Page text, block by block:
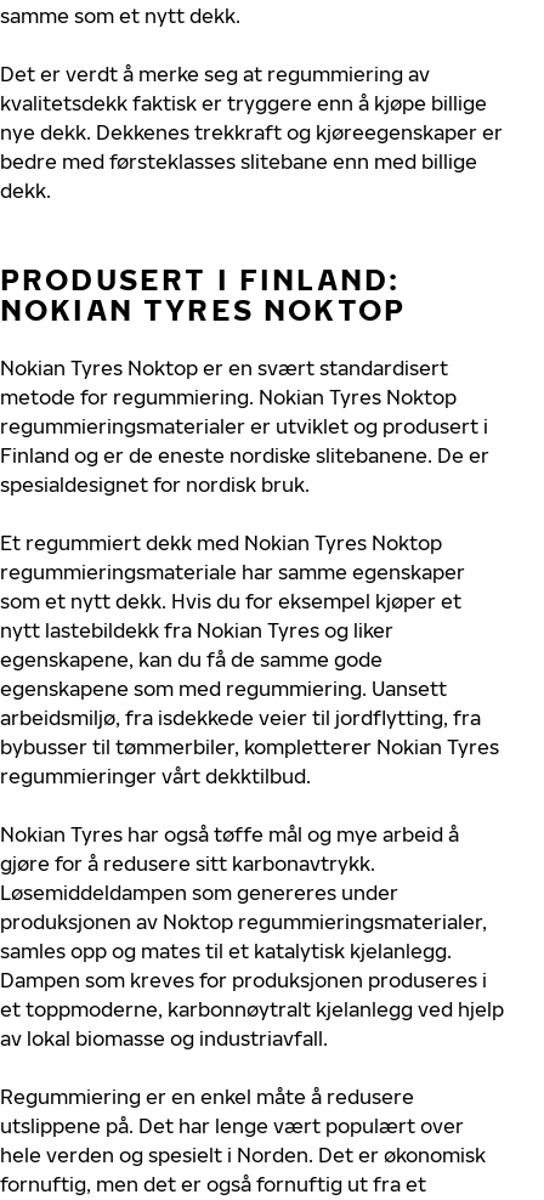
samme som et nytt dekk.
Det er verdt å merke seg at regummiering av
kvalitetsdekk faktisk er tryggere enn å kjøpe billige
nye dekk. Dekkenes trekkraft og kjøreegenskaper er
bedre med førsteklasses slitebane enn med billige
dekk.
PRODUSERT I FINLAND:
NOKIAN TYRES NOKTOP
Nokian Tyres Noktop er en svært standardisert
metode for regummiering. Nokian Tyres Noktop
regummieringsmaterialer er utviklet og produsert i
Finland og er de eneste nordiske slitebanene. De er
spesialdesignet for nordisk bruk.
Et regummiert dekk med Nokian Tyres Noktop
regummieringsmateriale har samme egenskaper
som et nytt dekk. Hvis du for eksempel kjøper et
nytt lastebildekk fra Nokian Tyres og liker
egenskapene, kan du få de samme gode
egenskapene som med regummiering. Uansett
arbeidsmiljø, fra isdekkede veier til jordflytting, fra
bybusser til tømmerbiler, kompletterer Nokian Tyres
regummieringer vårt dekktilbud.
Nokian Tyres har også tøffe mål og mye arbeid å
gjøre for å redusere sitt karbonavtrykk.
Løsemiddeldampen som genereres under
produksjonen av Noktop regummieringsmaterialer,
samles opp og mates til et katalytisk kjelanlegg.
Dampen som kreves for produksjonen produseres i
et toppmoderne, karbonnøytralt kjelanlegg ved hjelp
av lokal biomasse og industriavfall.
Regummiering er en enkel måte å redusere
utslippene på. Det har lenge vært populært over
hele verden og spesielt i Norden. Det er økonomisk
fornuftig, men det er også fornuftig ut fra et